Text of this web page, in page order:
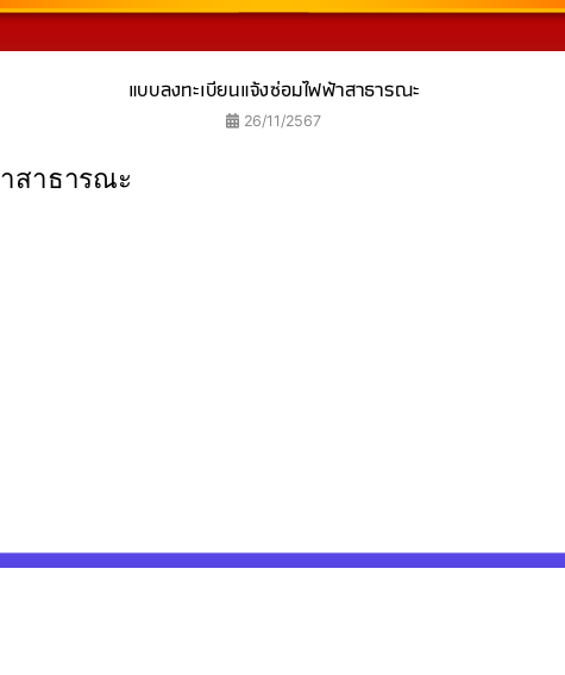
แบบลงทะเบียนแจ้งซ่อมไฟฟ้าสาธารณะ
26/11/2567